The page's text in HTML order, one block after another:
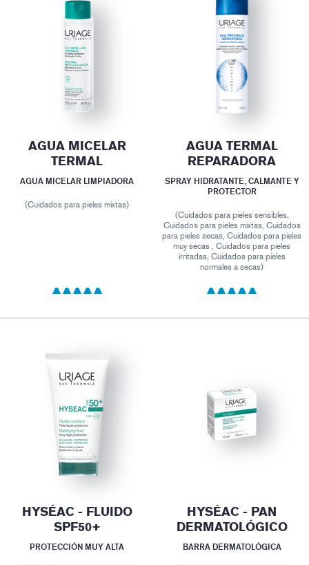
AGUA MICELAR
TERMAL
AGUA MICELAR LIMPIADORA
(Cuidados para pieles mixtas)
AGUA TERMAL
REPARADORA
SPRAY HIDRATANTE, CALMANTE Y
PROTECTOR
(Cuidados para pieles sensibles,
Cuidados para pieles mixtas, Cuidados
para pieles secas, Cuidados para pieles
muy secas , Cuidados para pieles
irritadas, Cuidados para pieles
normales a secas)
HYSÉAC - FLUIDO
SPF50+
PROTECCIÓN MUY ALTA
HYSÉAC - PAN
DERMATOLÓGICO
BARRA DERMATOLÓGICA